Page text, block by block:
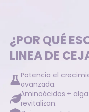
¿POR QUÉ
LINEA DE
Potencia el
avanzada.
Aminoácidos +
revitalizan.